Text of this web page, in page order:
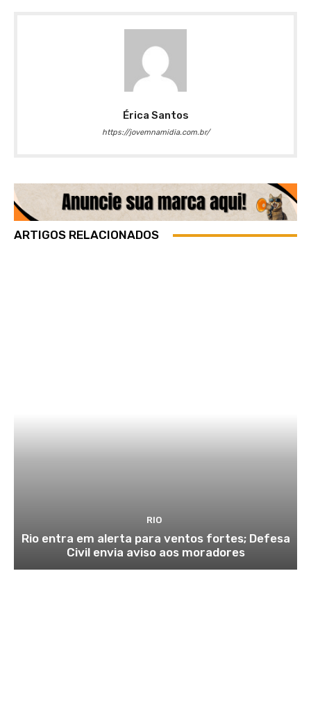
Érica Santos
https://jovemnamidia.com.br/
ARTIGOS RELACIONADOS
RIO
Rio entra em alerta para ventos fortes; Defesa
Civil envia aviso aos moradores